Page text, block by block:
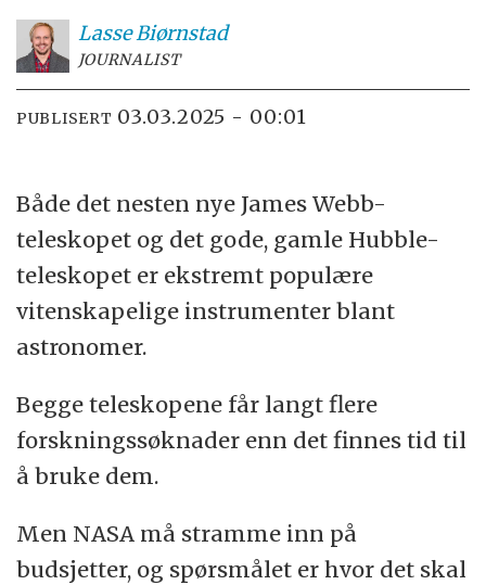
LasseBiørnstad
JOURNALIST
PUBLISERT 03.03.2025 - 00:01
Både det nesten nye James Webb-
teleskopet og det gode, gamle Hubble-
teleskopet er ekstremt populære
vitenskapelige instrumenter blant
astronomer.
Begge teleskopene får langt flere
forskningssøknader enn det finnes tid til
å bruke dem.
Men NASA må stramme inn på
budsjetter, og spørsmålet er hvor det skal